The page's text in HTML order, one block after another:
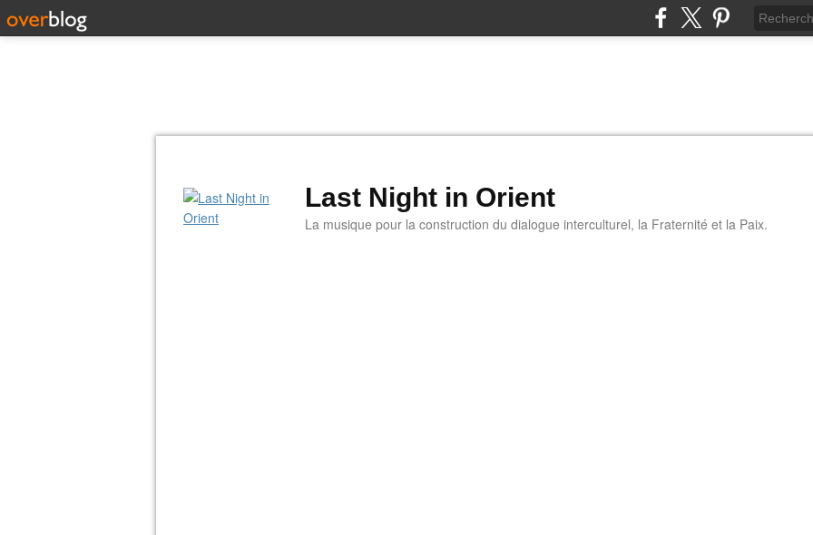
Last Night in Orient
La musique pour la construction du dialogue interculturel, la Fraternité et la Paix.